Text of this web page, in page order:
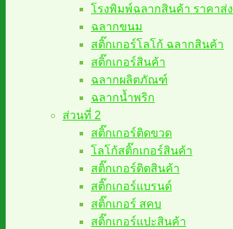
โรงพิมพ์ฉลากสินค้า ราคาส่ง
ฉลากขนม
สติ๊กเกอร์โลโก้ ฉลากสินค้า
สติ๊กเกอร์สินค้า
ฉลากผลิตภัณฑ์
ฉลากน้ำพริก
ส่วนที่ 2
สติ๊กเกอร์ติดขวด
โลโก้สติ๊กเกอร์สินค้า
สติ๊กเกอร์ติดสินค้า
สติ๊กเกอร์แบรนด์
สติ๊กเกอร์ สคบ
สติ๊กเกอร์แปะสินค้า